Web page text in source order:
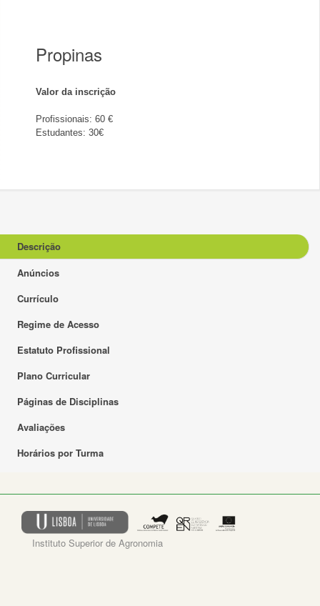
Propinas
Valor da inscrição
Profissionais: 60 €
Estudantes: 30€
Descrição
Anúncios
Currículo
Regime de Acesso
Estatuto Profissional
Plano Curricular
Páginas de Disciplinas
Avaliações
Horários por Turma
Instituto Superior de Agronomia